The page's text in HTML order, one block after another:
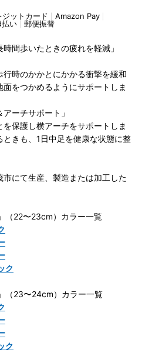
ジットカード
Amazon Pay
払い 郵便振替
間歩いたときの疲れを軽減」
時のかかとにかかる衝撃を緩和
をつかめるようにサポートしま
ーチサポート」
保護し横アーチをサポートしま
きも、1日中足を健康な状態に整
にて生産、製造または加工した
（22〜23cm）カラー一覧
ク
（23〜24cm）カラー一覧
ク